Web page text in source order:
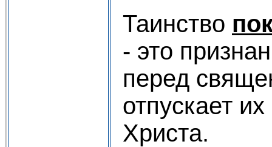
Таинство
- это
перед
отпускает
Христа.